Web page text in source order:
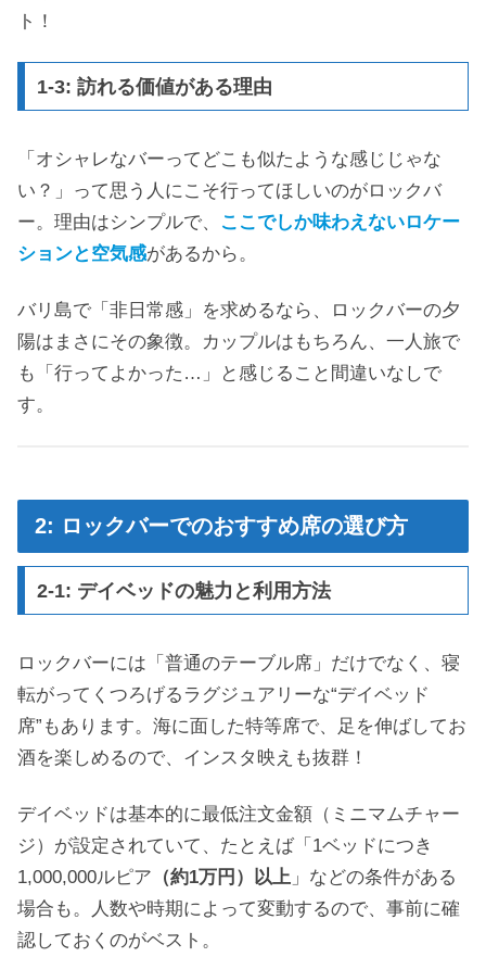
ト！
1-3: 訪れる価値がある理由
「オシャレなバーってどこも似たような感じじゃな
い？」って思う人にこそ行ってほしいのがロックバ
ー。理由はシンプルで、
ここでしか味わえないロケー
ションと空気感があるから。
バリ島で「非日常感」を求めるなら、ロックバーの夕
陽はまさにその象徴。カップルはもちろん、一人旅で
も「行ってよかった…」と感じること間違いなしで
す。
2: ロックバーでのおすすめ席の選び方
2-1: デイベッドの魅力と利用方法
ロックバーには「普通のテーブル席」だけでなく、寝
転がってくつろげるラグジュアリーな“デイベッド
席”もあります。海に面した特等席で、足を伸ばしてお
酒を楽しめるので、インスタ映えも抜群！
デイベッドは基本的に最低注文金額（ミニマムチャー
ジ）が設定されていて、たとえば「1ベッドにつき
1,000,000ルピア （約1万円）以上 」などの条件がある
場合も。人数や時期によって変動するので、事前に確
認しておくのがベスト。